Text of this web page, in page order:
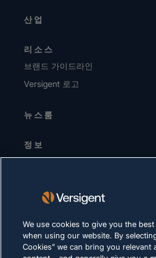
산업
리소스
브랜드 가이드라인
Versigent 로고
뉴스룸
정보
경영진 / 리더십 팀
공급업체
채용 정보
We use cookies to give you the
when using our website. By
Cookies” we can bring you relevant